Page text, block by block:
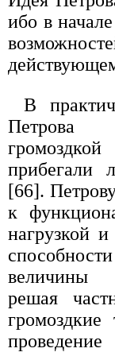
ибо в
В
Петрова
прибегали
[66].
к
нагрузкой
величины
решая
громоздкие